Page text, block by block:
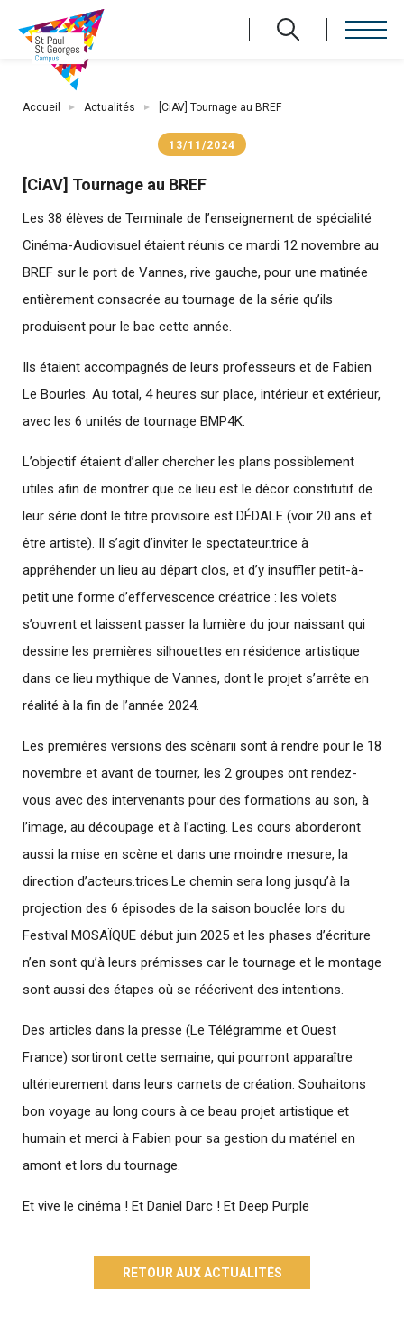
principal
Fil
Accueil Actualités [CiAV] Tournage au BREF
13/11/2024
[CiAV] Tournage au BREF
Les 38 élèves de Terminale de l’enseignement de spécialité
Cinéma-Audiovisuel étaient réunis ce mardi 12 novembre au
BREF sur le port de Vannes, rive gauche, pour une matinée
entièrement consacrée au tournage de la série qu’ils
produisent pour le bac cette année.
Ils étaient accompagnés de leurs professeurs et de Fabien
Le Bourles. Au total, 4 heures sur place, intérieur et extérieur,
avec les 6 unités de tournage BMP4K.
L’objectif étaient d’aller chercher les plans possiblement
utiles afin de montrer que ce lieu est le décor constitutif de
leur série dont le titre provisoire est DÉDALE (voir 20 ans et
être artiste). Il s’agit d’inviter le spectateur.trice à
appréhender un lieu au départ clos, et d’y insuffler petit-à-
petit une forme d’effervescence créatrice : les volets
s’ouvrent et laissent passer la lumière du jour naissant qui
dessine les premières silhouettes en résidence artistique
dans ce lieu mythique de Vannes, dont le projet s’arrête en
réalité à la fin de l’année 2024.
Les premières versions des scénarii sont à rendre pour le 18
novembre et avant de tourner, les 2 groupes ont rendez-
vous avec des intervenants pour des formations au son, à
l’image, au découpage et à l’acting. Les cours aborderont
aussi la mise en scène et dans une moindre mesure, la
direction d’acteurs.trices.Le chemin sera long jusqu’à la
projection des 6 épisodes de la saison bouclée lors du
Festival MOSAÏQUE début juin 2025 et les phases d’écriture
n’en sont qu’à leurs prémisses car le tournage et le montage
sont aussi des étapes où se réécrivent des intentions.
Des articles dans la presse (Le Télégramme et Ouest
France) sortiront cette semaine, qui pourront apparaître
ultérieurement dans leurs carnets de création. Souhaitons
bon voyage au long cours à ce beau projet artistique et
humain et merci à Fabien pour sa gestion du matériel en
amont et lors du tournage.
Et vive le cinéma ! Et Daniel Darc ! Et Deep Purple
RETOUR AUX ACTUALITÉS